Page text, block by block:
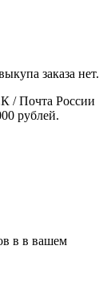
заказа нет.
/ Почта России
рублей.
в в вашем